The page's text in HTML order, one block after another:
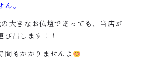
。
大きなお仏壇であっても、当店が
び出します！！
間もかかりませんよ